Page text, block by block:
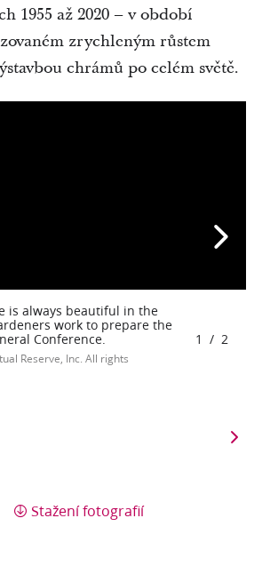
1955 až 2020 – v období
zrychleným růstem
chrámů po celém světě.
is always beautiful in the
work to prepare the
Conference.
Reserve, Inc. All rights
1 / 2
Stažení fotografií